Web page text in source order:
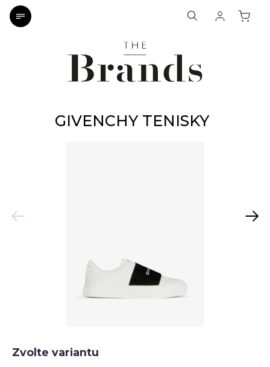
GIVENCHY TENISKY
Previous Next
Zvolte variantu